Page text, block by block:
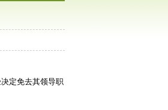
定免去其领导职